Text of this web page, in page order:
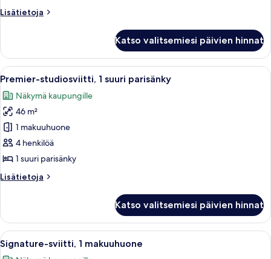
kuvat
Lisätietoja
Lisätietoja
1
suuri
parisänky
Katso valitsemiesi päivien hinnat
Avaa
kaikki
huonetyypin
Premier-
studiosviitti,
1
suuri
kuvat
Hotellihuone, jossa on suuri sänky,
5
Premier-studiosviitti, 1 suuri parisänky
Näkymä kaupungille
46 m²
1 makuuhuone
4 henkilöä
1 suuri parisänky
Lisätietoja
Lisätietoja
1
suuri
parisänky
Katso valitsemiesi päivien hinnat
Avaa
kaikki
Seinällä on neljä kehystettyä
5
Signature-sviitti, 1 makuuhuone